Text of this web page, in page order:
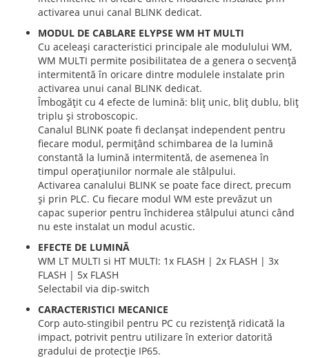
activarea unui canal BLINK dedicat.
MODUL DE CABLARE ELYPSE WM HT MULTI
Cu aceleași caracteristici principale ale modulului WM,
WM MULTI permite posibilitatea de a genera o secvență
intermitentă în oricare dintre modulele instalate prin
activarea unui canal BLINK dedicat.
Îmbogățit cu 4 efecte de lumină: bliț unic, bliț dublu, bliț
triplu și stroboscopic.
Canalul BLINK poate fi declanșat independent pentru
fiecare modul, permițând schimbarea de la lumină
constantă la lumină intermitentă, de asemenea în
timpul operațiunilor normale ale stâlpului.
Activarea canalului BLINK se poate face direct, precum
și prin PLC. Cu fiecare modul WM este prevăzut un
capac superior pentru închiderea stâlpului atunci când
nu este instalat un modul acustic.
EFECTE DE LUMINĂ
WM LT MULTI si HT MULTI: 1x FLASH | 2x FLASH | 3x
FLASH | 5x FLASH
Selectabil via dip-switch
CARACTERISTICI MECANICE
Corp auto-stingibil pentru PC cu rezistență ridicată la
impact, potrivit pentru utilizare în exterior datorită
gradului de protecție IP65.